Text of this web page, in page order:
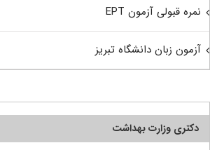
نمره قبولی آزمون EPT
آزمون زبان دانشگاه تبریز
دکتری وزارت بهداشت